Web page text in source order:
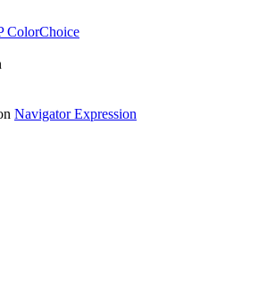
ColorChoice
Navigator Expression